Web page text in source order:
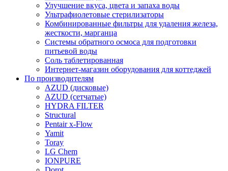
Улучшение вкуса, цвета и запаха воды
Ультрафиолетовые стерилизаторы
Комбинированные фильтры для удаления железа,
жесткости, марганца
Системы обратного осмоса для подготовки
питьевой воды
Соль таблетированная
Интернет-магазин оборудования для коттеджей
По производителям
AZUD (дисковые)
AZUD (сетчатые)
HYDRA FILTER
Structural
Pentair x-Flow
Yamit
Toray
LG Chem
IONPURE